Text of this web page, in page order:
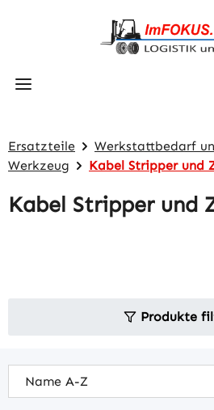
Zum Hauptinhalt springen
Ersatzteile
Werkstattbedarf
Werkzeug
Kabel Stripper und
Kabel Stripper und
Produkte